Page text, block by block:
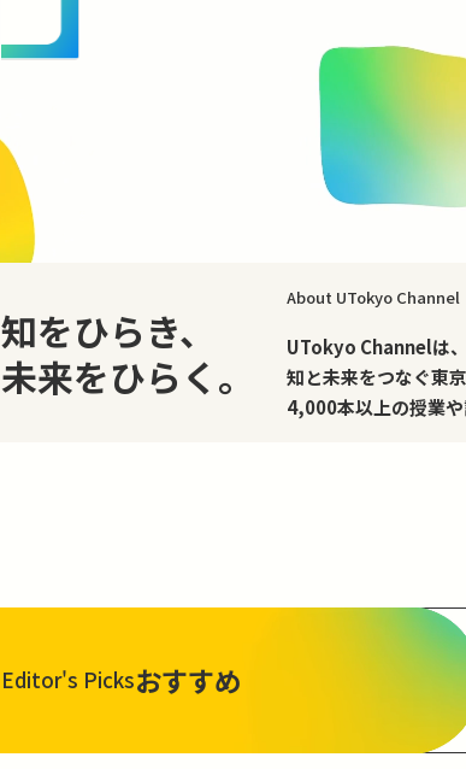
知をひらき、
未来をひらく。
About UTokyo Channel
UTokyo Channelは、
知と未来をつなぐ東
4,000本以上の授業や
Editor's Picksおすすめ